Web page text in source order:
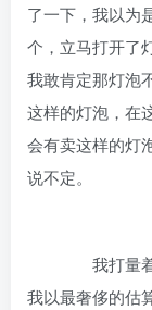
了一下，我以为
个，立马打开了
我敢肯定那灯泡
这样的灯泡，在
会有卖这样的灯
说不定。
我打量着
我以最奢侈的估